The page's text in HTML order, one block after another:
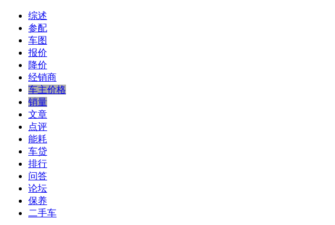
综述
参配
车图
报价
降价
经销商
车主价格
销量
文章
点评
能耗
车贷
排行
问答
论坛
保养
二手车